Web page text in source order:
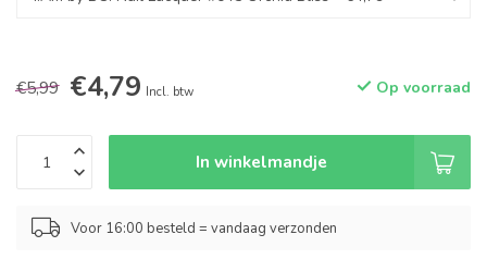
€5,99 €4,79 Incl. btw Op voorraad
In winkelmandje
Voor 16:00 besteld = vandaag verzonden